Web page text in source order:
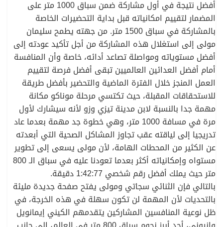
أفضل نتيجة في أول مشاركة ضمن سباق 1000 متر على
المضمار لتقييم امكانياته قبل بداية التحضيرات الخاصة
بالمشاركة في سباق 1500 متر. من جهته يطمح سليمان
مولى إلى استغلال هذه المشاركة من أجل تأكيد عودته إلى
أفضل مستوياته ومواصلة تصاعد أدائه، خاصة وأن المنافسة
أمام أفضل العدائين العالميين تبقى أفضل فرصة لتقييم
العمل المنجز خلال الفترة الماضية والتحضير بأفضل طريقة
للاستحقاقات المقبلة، حيث تكتسي مرحلة موناكو مكانة
مهمة جدا بالنسبة لابن مدينة تيزي وزو لأنه سيشارك لأول
مرة في مسافة 1000 متر، وهي خطوة جد مهمة بعدما عاد
تدريجيا إلى لياقته عقب تجاوز المشاكل الصحية التي أبعدته
عن الكثير من المحطات الهامة، لأن مولى يسعى إلى تطوير
مستواه وإمكانياته أكثر بعدما تعودنا عليه في سباق الـ 800
متر حيث يملك أفضل رقم شخصي 1:42:77 دقيقة.
بالتالي فإن الثنائي سجاتي ومولى يفتح صفحة جديدة مليئة
بالتحديات لأن المهمة لن تكون سهلة في هذه الخرجة، في
ظل نوعية المنافسين المشاركين يتقدمهم الكيني إيمانويل